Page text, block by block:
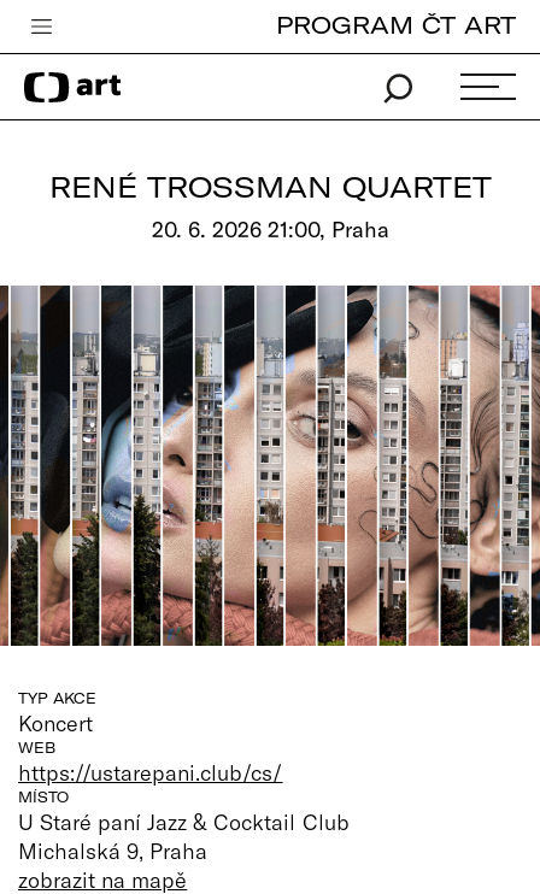
Česká televize
Zpravodajství
Pro děti
edu
Vše o ČT
PROGRAM ČT ART
RENÉ TROSSMAN QUARTET
20. 6. 2026 21:00, Praha
TYP AKCE
Koncert
WEB
https://ustarepani.club/cs/
MÍSTO
U Staré paní Jazz & Cocktail Club
Michalská 9, Praha
zobrazit na mapě